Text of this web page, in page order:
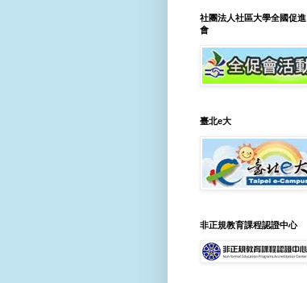
社團法人社區大學全國促進
會
臺北e大
非正規教育課程認證中心